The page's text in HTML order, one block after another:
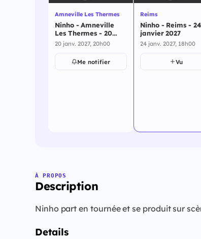
Amneville Les Thermes
Ninho - Amneville
Les Thermes - 20
janvier 2027
20 janv. 2027, 20h00
Me notifier
Reims
Ninho - Reims - 24
janvier 2027
24 janv. 2027, 18h00
Vu
À PROPOS
Description
Ninho part en tournée et se produit sur
Details